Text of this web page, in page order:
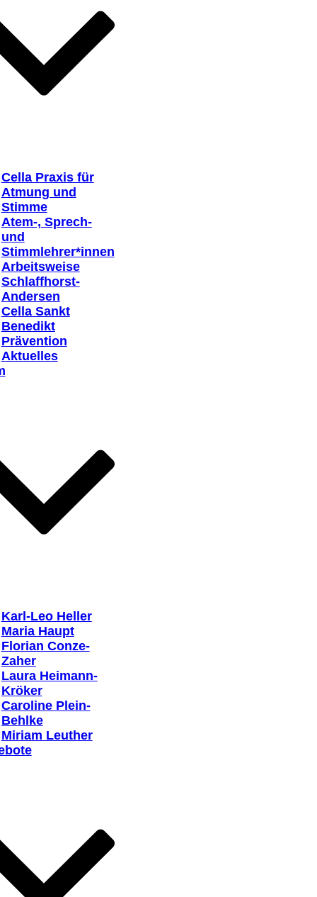
Cella Praxis für
Atmung und
Stimme
Atem-, Sprech-
und
Stimmlehrer*innen
Arbeitsweise
Schlaffhorst-
Andersen
Cella Sankt
Benedikt
Prävention
Aktuelles
Karl-Leo Heller
Maria Haupt
Florian Conze-
Zaher
Laura Heimann-
Kröker
Caroline Plein-
Behlke
Miriam Leuther